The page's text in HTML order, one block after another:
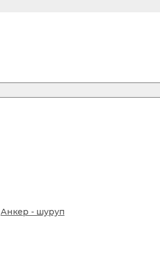
Анкер - шуруп